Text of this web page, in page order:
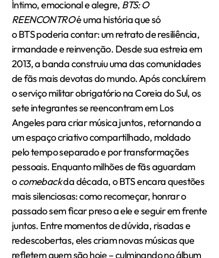
Íntimo, emocional e alegre, BTS: O
REENCONTROé uma história que só
o BTS poderia contar: um retrato de resiliência,
irmandade e reinvenção. Desde sua estreia em
2013, a banda construiu uma das comunidades
de fãs mais devotas do mundo. Após concluírem
o serviço militar obrigatório na Coreia do Sul, os
sete integrantes se reencontram em Los
Angeles para criar música juntos, retornando a
um espaço criativo compartilhado, moldado
pelo tempo separado e por transformações
pessoais. Enquanto milhões de fãs aguardam
ocomebackda década, o BTS encara questões
mais silenciosas: como recomeçar, honrar o
passado sem ficar preso a ele e seguir em frente
juntos. Entre momentos de dúvida, risadas e
redescobertas, eles criam novas músicas que
refletem quem são hoje – culminando no álbum